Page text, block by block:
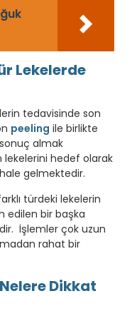
Lekelerde
tedavisinde son
peeling ile birlikte
almak
hedef olarak
gelmektedir.
türdeki lekelerin
edilen bir başka
İşlemler çok uzun
rahat bir
Dikkat